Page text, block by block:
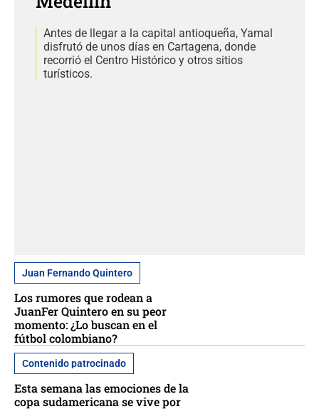
Antes de llegar a la capital antioqueña, Yamal
disfrutó de unos días en Cartagena, donde
recorrió el Centro Histórico y otros sitios
turísticos.
Juan Fernando Quintero
Los rumores que rodean a
JuanFer Quintero en su peor
momento: ¿Lo buscan en el
fútbol colombiano?
Contenido patrocinado
Esta semana las emociones de la
copa sudamericana se vive por